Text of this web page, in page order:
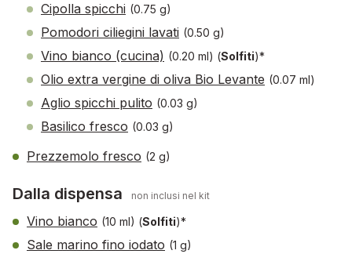
Cipolla spicchi (0.75 g)
Pomodori ciliegini lavati (0.50 g)
Vino bianco (cucina) (0.20 ml) (Solfiti)*
Olio extra vergine di oliva Bio Levante (0.07 ml)
Aglio spicchi pulito (0.03 g)
Basilico fresco (0.03 g)
Prezzemolo fresco (2 g)
Dalla dispensa non inclusi nel kit
Vino bianco (10 ml) (Solfiti)*
Sale marino fino iodato (1 g)